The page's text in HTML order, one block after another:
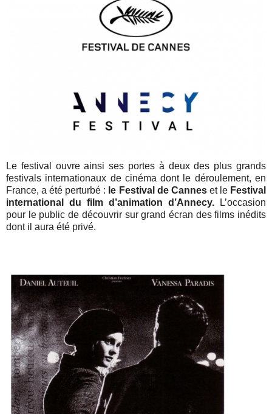
Le festival ouvre ainsi ses portes à deux des plus grands
festivals internationaux de cinéma dont le déroulement, en
France, a été perturbé : le Festival de Canneset leFestival
international du film d’animation d’Annecy.L’occasion
pour le public de découvrir sur grand écran des films inédits
dont il aura été privé.